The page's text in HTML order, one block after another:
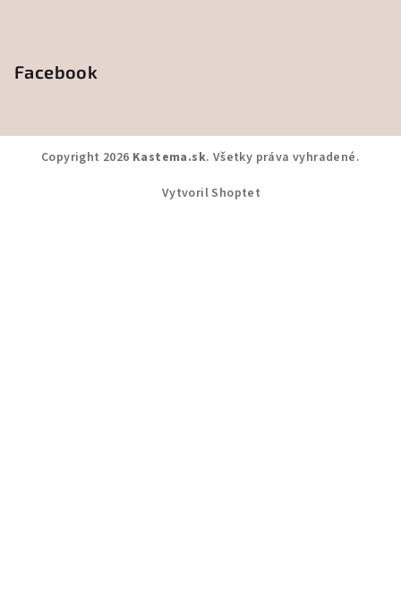
Facebook
Copyright 2026 Kastema.sk. Všetky práva vyhradené.
Vytvoril Shoptet